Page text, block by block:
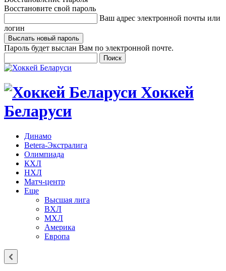
Восстановите свой пароль
Ваш адрес электронной почты или
логин
Пароль будет выслан Вам по электронной почте.
Хоккей
Беларуси
Динамо
Betera-Экстралига
Олимпиада
КХЛ
НХЛ
Матч-центр
Еще
Высшая лига
ВХЛ
МХЛ
Америка
Европа